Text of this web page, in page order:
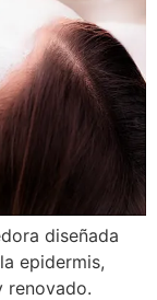
diseñada
epidermis,
renovado.